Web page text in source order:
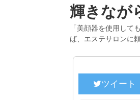
輝きなが
「美顔器を使用して
ば、エステサロンに